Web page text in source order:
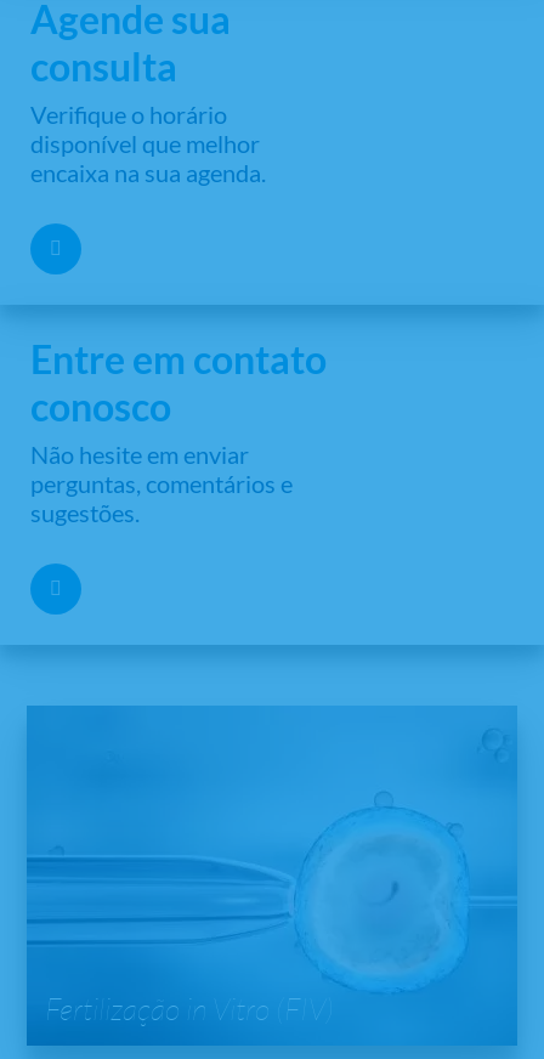
Agende sua
consulta
Verifique o horário
disponível que melhor
encaixa na sua agenda.
Entre em contato
conosco
Não hesite em enviar
perguntas, comentários e
sugestões.
Fertilização in Vitro (FIV)